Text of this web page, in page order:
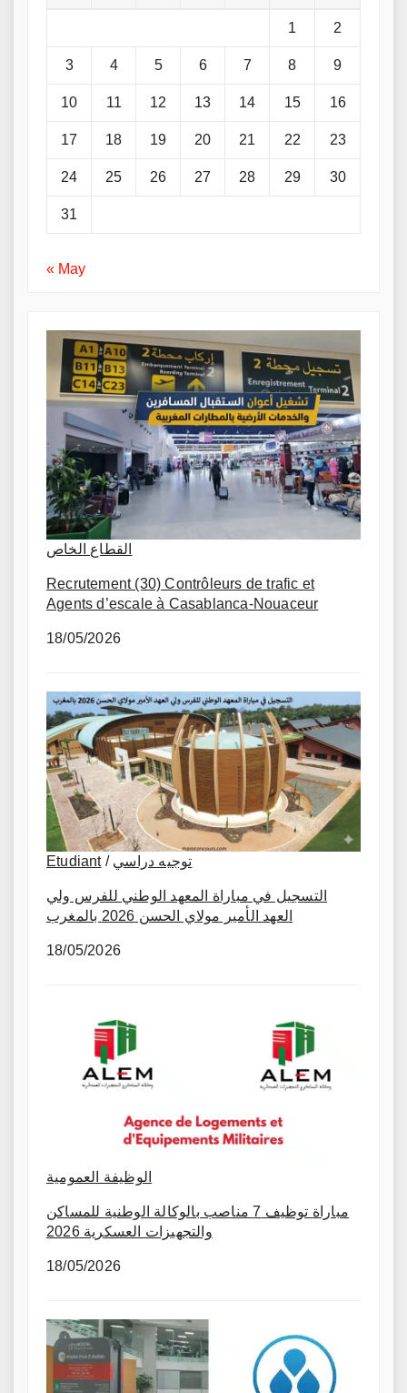
1 2
3 4 5 6 7 8 9
10 11 12 13 14 15 16
17 18 19 20 21 22 23
24 25 26 27 28 29 30
31
« May
القطاع الخاص
Recrutement (30) Contrôleurs de trafic et
Agents d’escale à Casablanca-Nouaceur
18/05/2026
Etudiant/ توجيه دراسي
التسجيل في مباراة المعهد الوطني للفرس ولي
العهد الأمير مولاي الحسن 2026 بالمغرب
18/05/2026
الوظيفة العمومية
مباراة توظيف 7 مناصب بالوكالة الوطنية للمساكن
والتجهيزات العسكرية 2026
18/05/2026